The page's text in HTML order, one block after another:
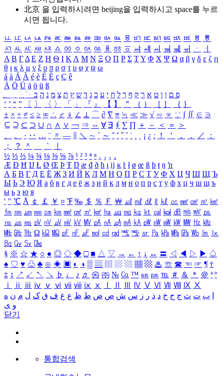
北京 을 입력하시려면 beijing을 입력하시고 space를 누르
시면 됩니다.
ㅥ ㅦ ㅧ ㅨ ㅩ ㅪ ㅫ ㅬ ㅭ ㅮ ㅯ ㅰ ㅱ ㅲ ㅳ ㅴ ㅵ ㅶ ㅷ ㅸ
ㅹ
ㅺ ㅻ ㅼ ㅽ ㅾ ㅿ ㆀ ㆁ ㆂ ㆃ ㆄ ㆅ ㆆ ㆇ ㆈ ㆉ ㆊ ㆋ ㆌ ㆍ
ㆎ
Α Β ΓΔ Ε Ζ Η Θ Ι ΚΛ Μ Ν Ξ Ο Π Ρ Σ ΤΥ Φ Χ Ψ Ω α β γ δ ε ζ η
θ ι κ λ μ ν ξ ο π ρ σ τ υ φ χ ψ ω
á à Á À é è É È ç Ç ê
Ä Ö Ü ä ö ü ß
ִֶֹ ֻּ ׁׂ פ ם ן ו ט א ר ק ף ך ל ח י ע כ ג ד ש ץ ת צ מ נ ה ב
‘ ’ “ ” 〔 〕 〈 〉 「 」 『 』 【 】 ＂ （ ） ［ ］ ｛ ｝
± × ÷ ≠ ≤ ≥ ∞ ∴ ♂ ♀ ∠ ⊥ ⌒ ∂ ∇ ≡ ≒ ≪ ≫ √ ∽ ∝ ∵ ∫ ∬ ∈ ∋
⊆ ⊇ ⊂ ⊃ ∪ ∩ ∧ ∨ ￢ ⇒ ⇔ ∀ ∃ ∮ ∑ ∏ ＋ － ＜ ＝
＞
、
。 · ‥ … ¨ 〃 ― ＼ ∼ ´ ～ ˇ ˘ ˝ ˚ ˙ ¸ ¡ ¿ ː ！ ＇ ， ． ／
：
；
？ ＾ ｀
½ ⅓ ⅔ ¼ ¾ ⅛ ⅜ ⅝ ⅞ ¹ ² ³ ⁴ ⁿ ₁ ₂ ₃ ₄
Æ Ð Ħ Ĳ Ł Ø Œ Þ Ŧ Ŋ æ đ ð ħ ı ĳ ĸ ŀ ł ø œ ß þ ŧ ŋ ŉ
А Б В Г Д Е Ё Ж З И Й К Л М Н О П Р С Т У Ф Х Ц Ч Ш Щ Ъ
Ы Ь Э Ю Я а б в г д е ё ж з и й к л м н о п р с т у ф х ц ч ш щ ъ
ы ь э ю я
′ ″ ℃ Å ￠ ￡ ￥ ¤ ℉ ‰ ＄ ％ Ｆ ￦ ㎕ ㎖ ㎗ ℓ ㎘ ㏄ ㎣ ㎤ ㎥ ㎦
㎙ ㎚ ㎛ ㎜ ㎝ ㎞ ㎟ ㎠ ㎡ ㎢ ㏊ ㎍ ㎎ ㎏ ㏏ ㎈ ㎉ ㏈ ㎧ ㎨ ㎰
㎱ ㎲ ㎳ ㎴ ㎵ ㎶ ㎷ ㎸ ㎹ ㎀ ㎁ ㎂ ㎃ ㎄ ㎺ ㎻ ㎽ ㎾ ㎿ ㎐ ㎑
㎒ ㎓ ㎔ Ω ㏀ ㏁ ㎊ ㎋ ㎌ ㏖ ㏅ ㎭ ㎮ ㎯ ㏛ ㎩ ㎪ ㎫ ㎬ ㏝ ㏐
㏓
㏃ ㏉ ㏜ ㏆
§ ※ ☆ ★ ○ ● ◎ ◇ ◆ □ ■ △ ▽ → ← ↑ ↓ ↔ 〓 ◁ ◀ ▷ ▶ ♤
♠ ♡ ♥ ♧ ♣ ⊙ ◈ ▣ ◐ ◑ ▒ ▤ ▨ ▧ ▦ ▩ ♨ ☏ ☎ ☜ ☞ ¶ †
‡ ↕ ↗ ↙ ↖ ↘ ♭ ♩ ♪ ♬ ㉿ ㈜ № ㏇ ™ ㏂ ㏘ ℡ ＃ ＆ ＊ ＠ ª º
ⅰ
ⅱ ⅲ ⅳ ⅴ ⅵ ⅶ ⅷ ⅸ ⅹ Ⅳ Ⅴ Ⅵ Ⅶ Ⅷ Ⅸ Ⅹ
ب ت ث ج ح خ د ذ ر ز س ش ص ض ط ظ ع غ ف ق ک ل م ن ه
و ی
닫기
통합검색